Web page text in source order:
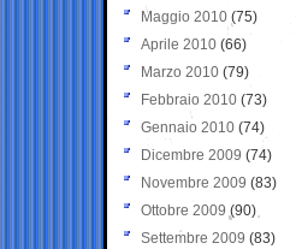
Maggio 2010 (75)
Aprile 2010 (66)
Marzo 2010 (79)
Febbraio 2010 (73)
Gennaio 2010 (74)
Dicembre 2009 (74)
Novembre 2009 (83)
Ottobre 2009 (90)
Settembre 2009 (83)